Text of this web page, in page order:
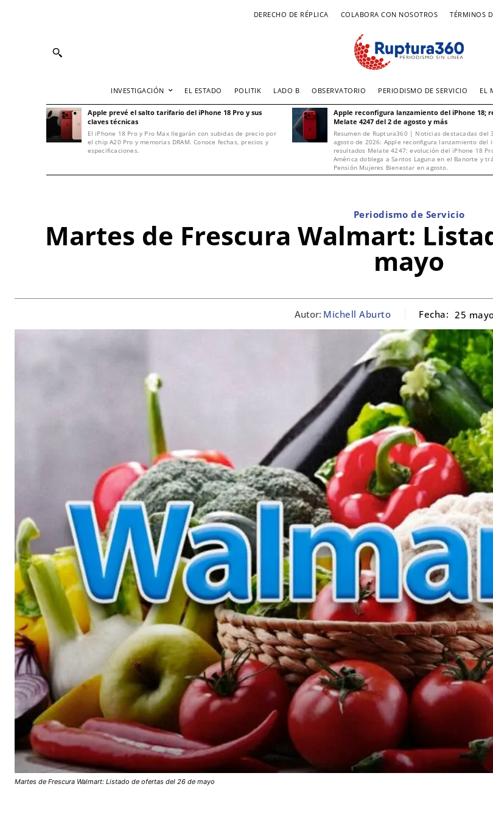
DERECHO DE RÉPLICA COLABORA CON NOSOTROS TÉRMINOS
INVESTIGACIÓN EL ESTADO POLITIK LADO B OBSERVATORIO PERIODISMO DE SERVICIO EL
Apple prevé el salto tarifario del iPhone 18 Pro y sus
claves técnicas
El iPhone 18 Pro y Pro Max llegarán con subidas de precio por
el chip A20 Pro y memorias DRAM. Conoce fechas, precios y
especificaciones.
Apple reconfigura lanzamiento del iPhone 18;
Melate 4247 del 2 de agosto y más
Resumen de Ruptura360 | Noticias destacadas del
agosto de 2026: Apple reconfigura lanzamiento del
resultados Melate 4247; evolución del iPhone 18
América doblega a Santos Laguna en el Banorte y
Pensión Mujeres Bienestar en agosto.
Periodismo de Servicio
Martes de Frescura Walmart:
mayo
Autor: Michell Aburto Fecha: 25
Martes de Frescura Walmart: Listado de ofertas del 26 de mayo